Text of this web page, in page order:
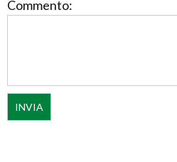
Commento: